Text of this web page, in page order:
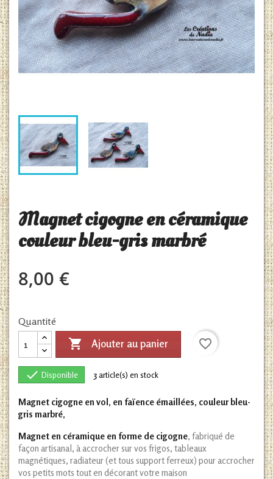
Magnet cigogne en céramique
couleur bleu-gris marbré
8,00 €
Quantité
 Ajouter au panier favorite_border
 Disponible 3article(s) en stock
Magnet cigogne en vol, en faïence émaillées, couleur bleu-
gris marbré,
Magnet en céramique en forme de cigogne, fabriqué de
façon artisanal, à accrocher sur vos frigos, tableaux
magnétiques, radiateur (et tous support ferreux) pour accrocher
vos petits mots tout en décorant votre maison